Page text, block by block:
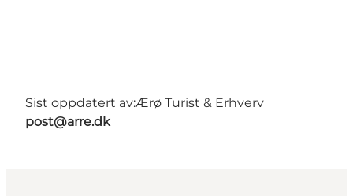
Sist oppdatert av:Ærø Turist & Erhverv
post@arre.dk